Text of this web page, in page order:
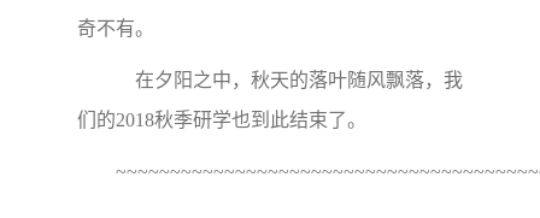
奇不有。
在夕阳之中，秋天的落叶随风飘落，我
们的2018秋季研学也到此结束了。